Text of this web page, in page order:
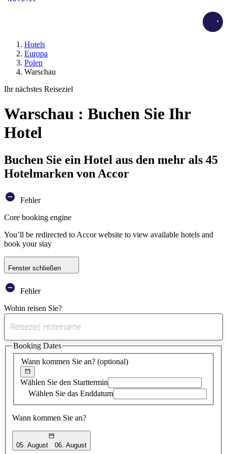
Hotels
Europa
Polen
Warschau
Ihr nächstes Reiseziel
Warschau : Buchen Sie Ihr
Hotel
Buchen Sie ein Hotel aus den mehr als 45
Hotelmarken von Accor
Fehler
Core booking engine
You’ll be redirected to Accor website to view available hotels and
book your stay
Fenster schließen
Fehler
Wohin reisen Sie?
gefundener
Vorschlag
Wann kommen Sie an? (optional)
Wählen Sie den Starttermin
Wählen Sie das Enddatum
Wann kommen Sie an?
05. August 06. August
Booking Dates